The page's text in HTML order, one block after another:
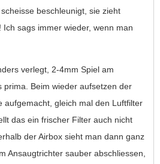
beschleunigt, sie zieht
sags immer wieder, wenn man
verlegt, 2-4mm Spiel am
prima. Beim wieder aufsetzen der
aufgemacht, gleich mal den Luftfilter
das ein frischer Filter auch nicht
der Airbox sieht man dann ganz
Ansaugtrichter sauber abschliessen,